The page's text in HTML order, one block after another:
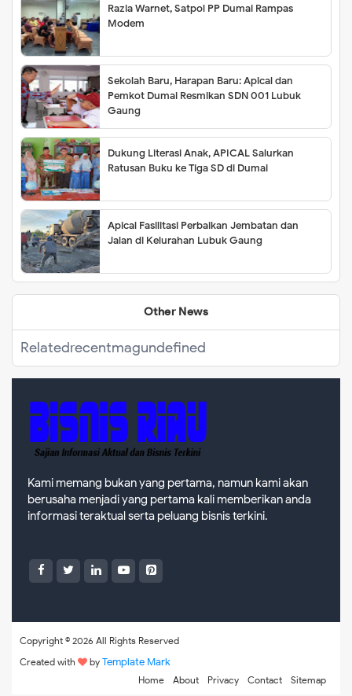
Razia Warnet, Satpol PP Dumai Rampas
Modem
Sekolah Baru, Harapan Baru: Apical dan
Pemkot Dumai Resmikan SDN 001 Lubuk
Gaung
Dukung Literasi Anak, APICAL Salurkan
Ratusan Buku ke Tiga SD di Dumai
Apical Fasilitasi Perbaikan Jembatan dan
Jalan di Kelurahan Lubuk Gaung
Other News
Relatedrecentmagundefined
Kami memang bukan yang pertama, namun kami akan
berusaha menjadi yang pertama kali memberikan anda
informasi teraktual serta peluang bisnis terkini.
Copyright © 2026 All Rights Reserved
Created with
by Template Mark
Home About Privacy Contact Sitemap